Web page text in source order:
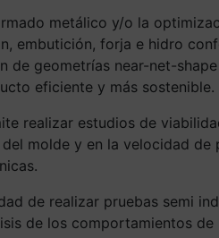
metálico y/o la
embutición, forja e hidro
geometrías near-net-
eficiente y más sostenible.
realizar estudios de
molde y en la velocidad de
de realizar pruebas semi
de los comportamientos de